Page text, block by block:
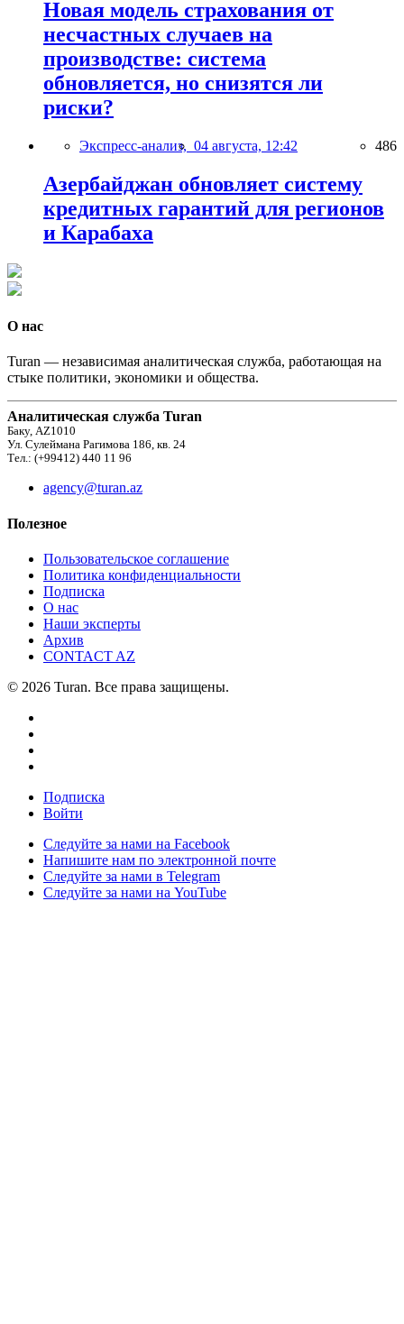
Новая модель страхования от
несчастных случаев на
производстве: система
обновляется, но снизятся ли
риски?
Экспресс-анализ, 04 августа, 12:42 486
Азербайджан обновляет систему
кредитных гарантий для регионов
и Карабаха
О нас
Turan — независимая аналитическая служба, работающая на
стыке политики, экономики и общества.
Аналитическая служба Turan
Баку, AZ1010
Ул. Сулеймана Рагимова 186, кв. 24
Тел.: (+99412) 440 11 96
agency@turan.az
Полезное
Пользовательское соглашение
Политика конфиденциальности
Подписка
О нас
Наши эксперты
Архив
CONTACT AZ
© 2026 Turan. Все права защищены.
Подписка
Войти
Следуйте за нами на Facebook
Напишите нам по электронной почте
Следуйте за нами в Telegram
Следуйте за нами на YouTube